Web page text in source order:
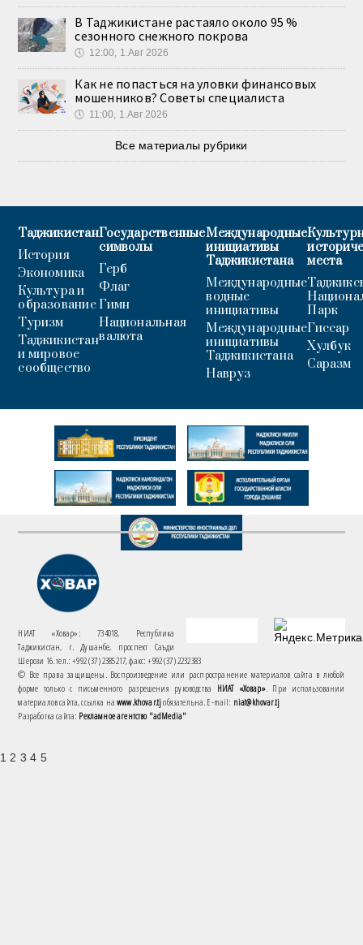
В Таджикистане растаяло около 95 %
сезонного снежного покрова
🕔 12:00, 1.Авг 2026
Как не попасться на уловки финансовых
мошенников? Советы специалиста
🕔 11:00, 1.Авг 2026
Все материалы рубрики
Таджикистан
История
Экономика
Культура и
образование
Туризм
Таджикистан
и мировое
сообщество
Государственные
символы
Герб
Флаг
Гимн
Национальная
валюта
Международные
инициативы
Таджикистана
Международные
водные
инициативы
Международные
инициативы
Таджикистана
Навруз
места
Парк
Гиссар
Хулбук
Саразм
НИАТ «Ховар»: 734018, Республика
Таджикистан, г. Душанбе, проспект Саъди
Шерози 16. тел.: +992 (37) 2385217, факс: +992 (37) 2232383
© Все права защищены. Воспроизведение или распространение материалов сайта в любой
форме только с письменного разрешения руководства НИАТ «Ховар». При использовании
материалов сайта, ссылка наwww.khovar.tjобязательна. E-mail: niat@khovar.tj
Разработка сайта: Рекламное агентство "adMedia"
1 2 3 4 5